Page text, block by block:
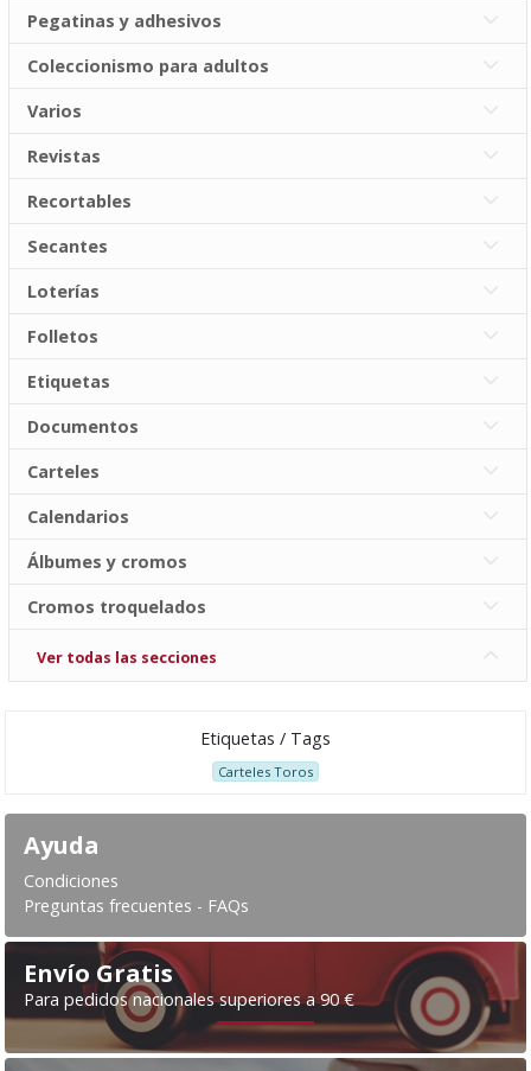
Pegatinas y adhesivos
Coleccionismo para adultos
Varios
Revistas
Recortables
Secantes
Loterías
Folletos
Etiquetas
Documentos
Carteles
Calendarios
Álbumes y cromos
Cromos troquelados
Ver todas las secciones
Etiquetas / Tags
Carteles Toros
Ayuda
Condiciones
Preguntas frecuentes - FAQs
Envío Gratis
Para pedidos nacionales superiores a 90 €